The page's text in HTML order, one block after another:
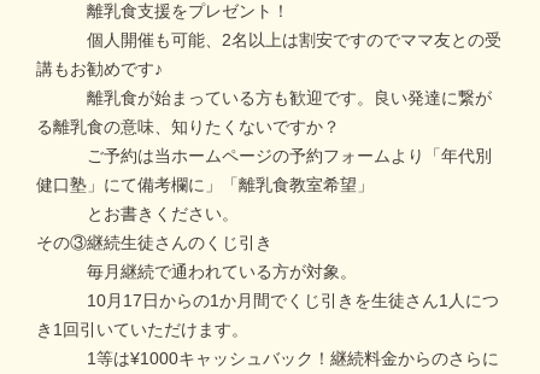
離乳食支援をプレゼント！
個人開催も可能、2名以上は割安ですのでママ友との受
講もお勧めです♪
離乳食が始まっている方も歓迎です。良い発達に繋が
る離乳食の意味、知りたくないですか？
ご予約は当ホームページの予約フォームより「年代別
健口塾」にて備考欄に」「離乳食教室希望」
とお書きください。
その③継続生徒さんのくじ引き
毎月継続で通われている方が対象。
10月17日からの1か月間でくじ引きを生徒さん1人につ
き1回引いていただけます。
1等は¥1000キャッシュバック！継続料金からのさらに